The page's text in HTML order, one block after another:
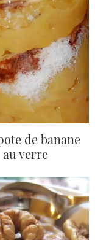
de banane
au verre